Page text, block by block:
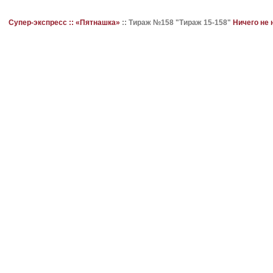
Супер-экспресс :: «Пятнашка» :: Тираж №158 "Тираж 15-158" Ничего не